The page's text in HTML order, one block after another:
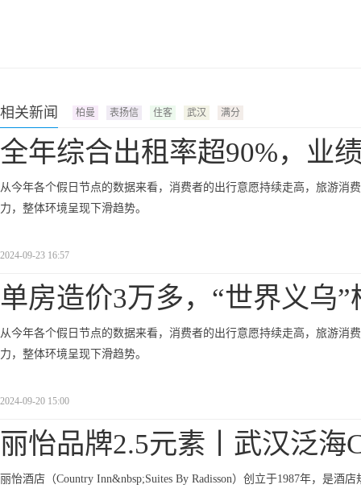
相关新闻 柏曼 表扬信 住客 武汉 满分
全年综合出租率超90%，业
从今年各个假日节点的数据来看，消费者的出行意愿持续走高，旅游消
力，整体环境呈现下滑趋势。
2024-09-23 16:57
单房造价3万多，“世界义乌”
从今年各个假日节点的数据来看，消费者的出行意愿持续走高，旅游消
力，整体环境呈现下滑趋势。
2024-09-20 15:00
丽怡品牌2.5元素丨武汉泛海
丽怡酒店（Country Inn&nbsp;Suites By Radisson）创立于1987年，是